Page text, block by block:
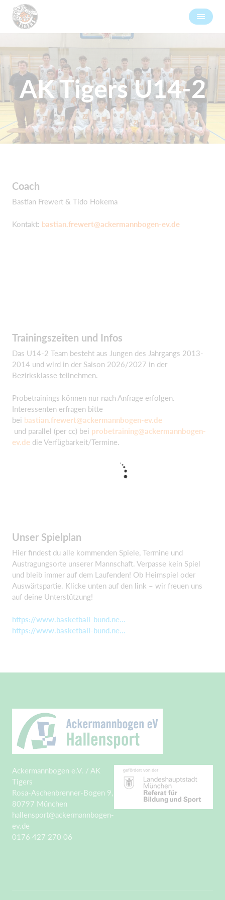
AK Tigers U14-2
Coach
Bastian Frewert & Tido Hokema
Kontakt: bastian.frewert@ackermannbogen-ev.de
Trainingszeiten und Infos
Das U14-2 Team besteht aus Jungen des Jahrgangs 2013-
2014 und wird in der Saison 2026/2027 in der
Bezirksklasse teilnehmen.
Probetrainings können nur nach Anfrage erfolgen.
Interessenten erfragen bitte
bei bastian.frewert@ackermannbogen-ev.de
und parallel (per cc) bei probetraining@ackermannbogen-
ev.de die Verfügbarkeit/Termine.
Unser Spielplan
Hier findest du alle kommenden Spiele, Termine und
Austragungsorte unserer Mannschaft. Verpasse kein Spiel
und bleib immer auf dem Laufenden! Ob Heimspiel oder
Auswärtspartie. Klicke unten auf den link – wir freuen uns
auf deine Unterstützung!
https://www.basketball-bund.ne...
https://www.basketball-bund.ne...
Ackermannbogen e.V. / AK
Tigers
Rosa-Aschenbrenner-Bogen 9,
80797 München
hallensport@ackermannbogen-
ev.de
0176 427 270 06